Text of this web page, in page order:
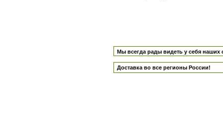
Мы всегда рады видеть у себя
Доставка во все регионы России!